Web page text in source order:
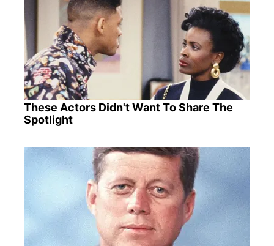
These Actors Didn't Want To Share The
Spotlight